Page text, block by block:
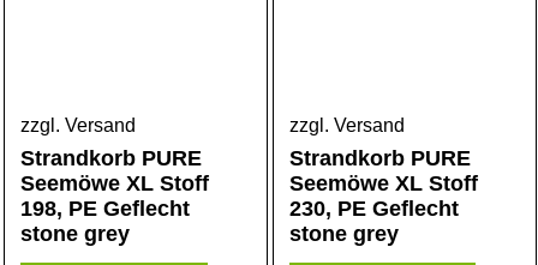
zzgl. Versand
Strandkorb PURE
Seemöwe XL Stoff
198, PE Geflecht
stone grey
zzgl. Versand
Strandkorb PURE
Seemöwe XL Stoff
230, PE Geflecht
stone grey